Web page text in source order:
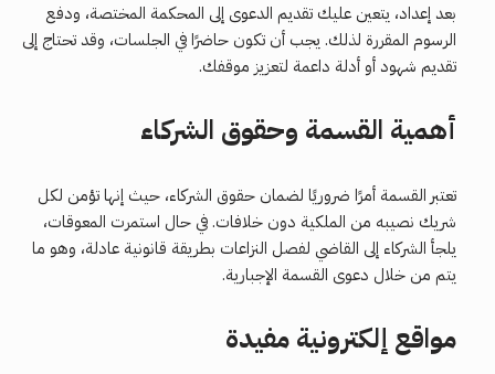
بعد إعداد، يتعين عليك تقديم الدعوى إلى المحكمة المختصة، ودفع
الرسوم المقررة لذلك. يجب أن تكون حاضرًا في الجلسات، وقد تحتاج إلى
تقديم شهود أو أدلة داعمة لتعزيز موقفك.
أهمية القسمة وحقوق الشركاء
تعتبر القسمة أمرًا ضروريًا لضمان حقوق الشركاء، حيث إنها تؤمن لكل
شريك نصيبه من الملكية دون خلافات. في حال استمرت المعوقات،
يلجأ الشركاء إلى القاضي لفصل النزاعات بطريقة قانونية عادلة، وهو ما
يتم من خلال دعوى القسمة الإجبارية.
مواقع إلكترونية مفيدة